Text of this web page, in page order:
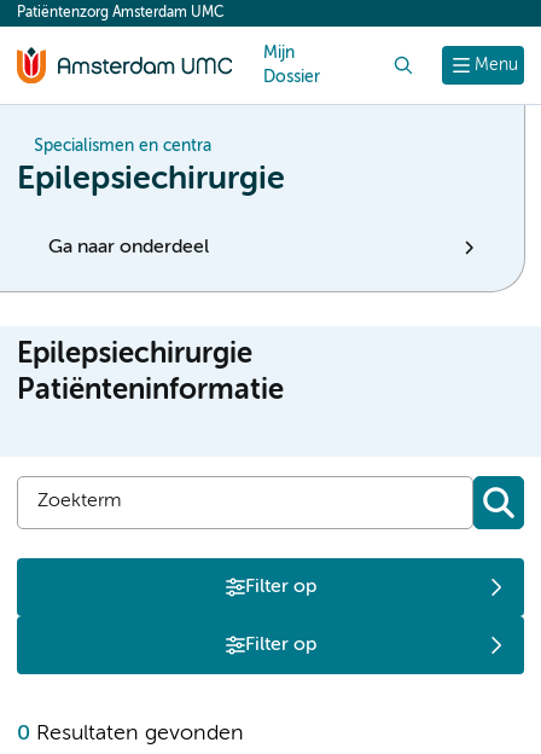
content
Menu
Patiëntenzorg Amsterdam UMC
Mijn
Dossier
Specialismen en centra
Epilepsiechirurgie
Ga naar onderdeel
Epilepsiechirurgie
Patiënteninformatie
Filter op
Filter op
0 Resultaten gevonden